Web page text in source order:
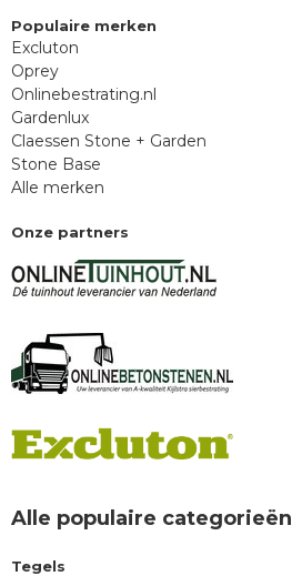
Populaire merken
Excluton
Oprey
Onlinebestrating.nl
Gardenlux
Claessen Stone + Garden
Stone Base
Alle merken
Onze partners
Alle populaire categorieën
Tegels